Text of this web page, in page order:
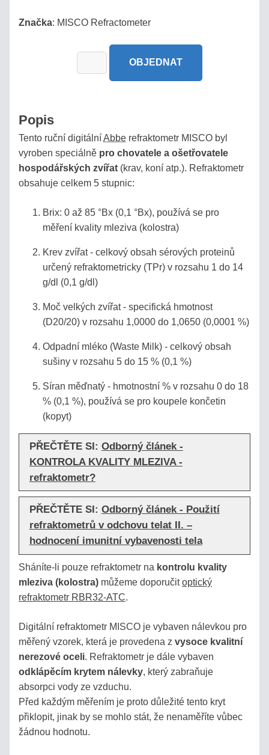
Značka: MISCO Refractometer
OBJEDNAT
Popis
Tento ruční digitálníAbbe refraktometr MISCO byl
vyroben speciálně pro chovatele a ošetřovatele
hospodářských zvířat (krav, koní atp.). Refraktometr
obsahuje celkem 5 stupnic:
Brix: 0 až 85 °Bx (0,1 °Bx), používá se pro
měření kvality mleziva (kolostra)
Krev zvířat - celkový obsah sérových proteinů
určený refraktometricky (TPr) v rozsahu 1 do 14
g/dl (0,1 g/dl)
Moč velkých zvířat - specifická hmotnost
(D20/20) v rozsahu 1,0000 do 1,0650 (0,0001 %)
Odpadní mléko (Waste Milk) - celkový obsah
sušiny v rozsahu 5 do 15 % (0,1 %)
Síran měďnatý - hmotnostní % v rozsahu 0 do 18
% (0,1 %), používá se pro koupele končetin
(kopyt)
PŘEČTĚTE SI: Odborný článek -
KONTROLA KVALITY MLEZIVA -
refraktometr?
PŘEČTĚTE SI: Odborný článek - Použití
refraktometrů v odchovu telat II. –
hodnocení imunitní vybavenosti tela
Sháníte-li pouze refraktometr na kontrolu kvality
mleziva (kolostra) můžeme doporučitoptický
refraktometr RBR32-ATC.
Digitální refraktometr MISCO je vybaven nálevkou pro
měřený vzorek, která je provedena z vysoce kvalitní
nerezové oceli. Refraktometr je dále vybaven
odklápěcím krytem nálevky, ​​který zabraňuje
absorpci vody ze vzduchu.
Před každým měřením je proto důležité tento kryt
přiklopit, jinak by se mohlo stát, že nenaměříte vůbec
žádnou hodnotu.
MOČ,
SLANÉ
SOLANKY
MLÉČNÉ
VÝROBKY
REFRAKTOMETRY
DIGITÁLNÍ
REFRAKTOMETRY
DIGITÁLNÍ
MISCO
COFFEE
STOLNÍ
REFRAKTOMETRY
PŘÍSLUŠENSTVÍ
REFRAKTOMETRŮ
HOBBY
LEVNÉ
HLINÍKOVÉ
DOPLŇKY